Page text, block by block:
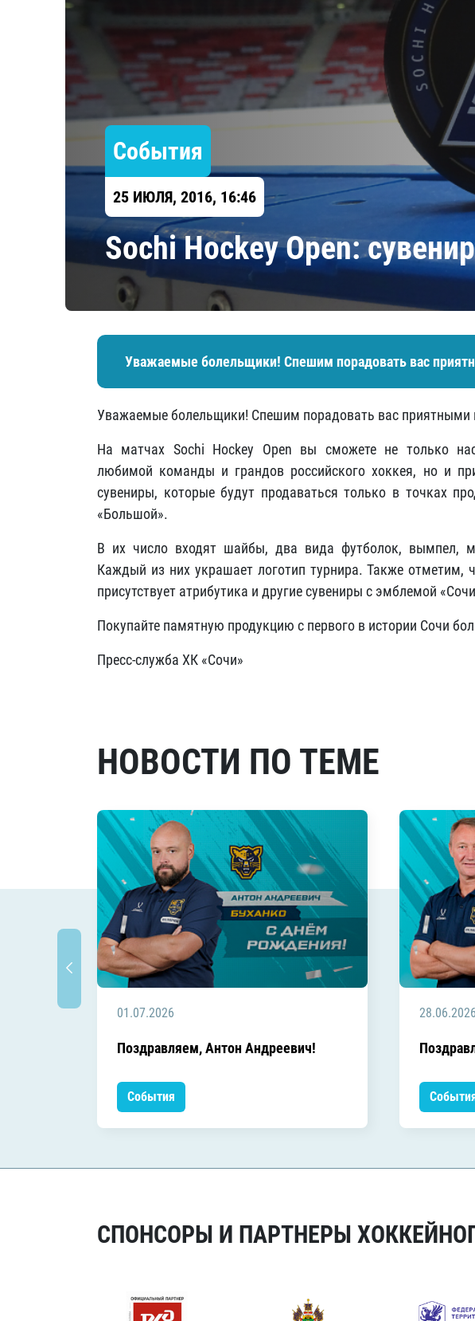
ЦСКА
Шанхайские Драконы
Амур
Барыс
Салават
Сибирь
События
25 ИЮЛЯ, 2016, 16:46
Sochi Hockey Open:
Уважаемые болельщики! Спешим порадовать вас
Уважаемые болельщики! Спешим порадовать вас приятными
На матчах Sochi Hockey Open вы сможете не только
любимой команды и грандов российского хоккея, но и
сувениры, которые будут продаваться только в точках
«Большой».
В их число входят шайбы, два вида футболок, вымпел,
Каждый из них украшает логотип турнира. Также отметим,
присутствует атрибутика и другие сувениры с эмблемой
Покупайте памятную продукцию с первого в истории Сочи
Пресс-служба ХК «Сочи»
НОВОСТИ ПО ТЕМЕ
01.07.2026
Поздравляем, Антон Андреевич!
События
28.06.2026
СПОНСОРЫ И ПАРТНЕРЫ